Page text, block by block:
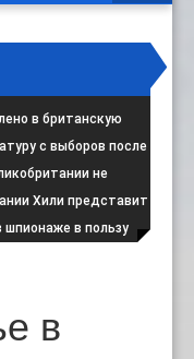
в британскую
с выборов после
не
Хили представит
в пользу
в